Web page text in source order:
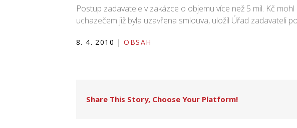
Postup zadavatele v zakázce o objemu více než 5 mil. Kč
uchazečem již byla uzavřena smlouva, uložil Úřad zadavateli
8. 4. 2010 | OBSAH
Share This Story, Choose Your Platform!